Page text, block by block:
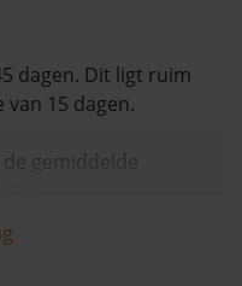
dagen. Dit ligt ruim
15 dagen.
gemiddelde